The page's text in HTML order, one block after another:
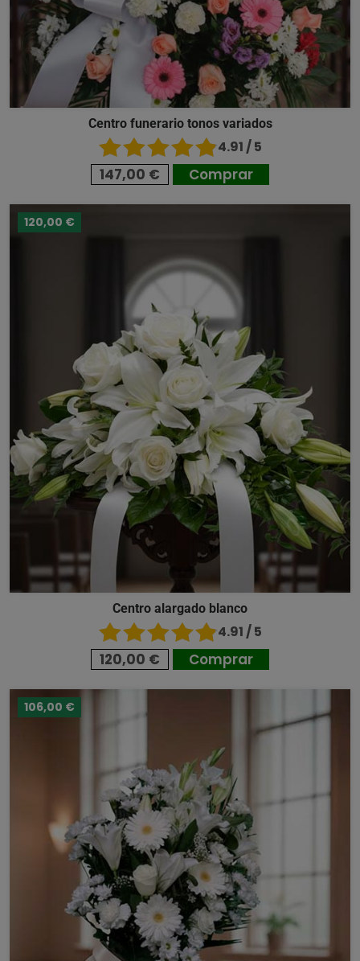
Centro funerario tonos variados
4.91 / 5
147,00 € Comprar
120,00 €
Centro alargado blanco
4.91 / 5
120,00 € Comprar
106,00 €